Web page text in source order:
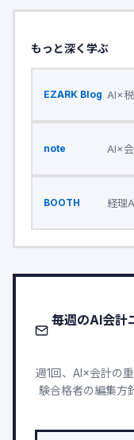
もっと深く学ぶ
EZARK Blog AI×
note AI×
BOOTH 経理
毎週のAI会計
週1回、AI×会計の
験合格者の編集方